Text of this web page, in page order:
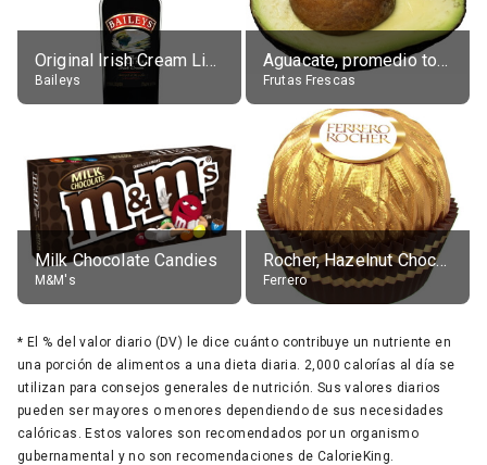
Original Irish Cream Liqueur (17% alc.)
Baileys
Aguacate, promedio todos variedades, crudo
Frutas Frescas
Milk Chocolate Candies
M&M's
Rocher, Hazelnut Chocolate Ball
Ferrero
* El % del valor diario (DV) le dice cuánto contribuye un nutriente en
una porción de alimentos a una dieta diaria. 2,000 calorías al día se
utilizan para consejos generales de nutrición. Sus valores diarios
pueden ser mayores o menores dependiendo de sus necesidades
calóricas. Estos valores son recomendados por un organismo
gubernamental y no son recomendaciones de CalorieKing.